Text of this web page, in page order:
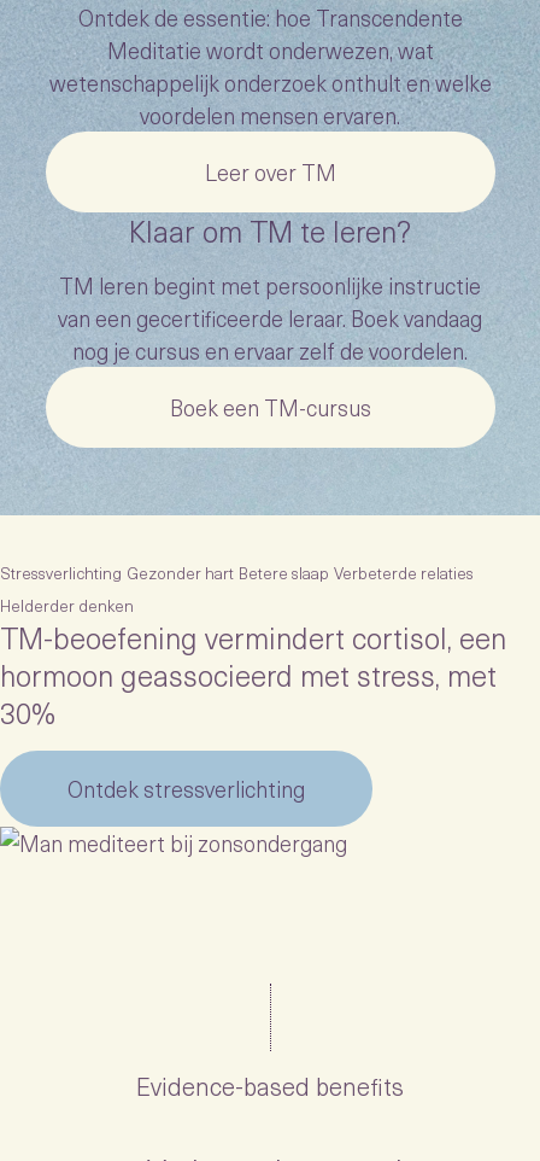
Klaar om TM te leren?
TM leren begint met persoonlijke instructie
van een gecertificeerde leraar. Boek vandaag
nog je cursus en ervaar zelf de voordelen.
Boek een TM-cursus
Ontdek de essentie: hoe Transcendente
Meditatie wordt onderwezen, wat
wetenschappelijk onderzoek onthult en welke
voordelen mensen ervaren.
Leer over TM
Stressverlichting Gezonder hart Betere slaap Verbeterde relaties
Helderder denken
TM-beoefening vermindert cortisol, een
hormoon geassocieerd met stress, met
30%
Ontdek stressverlichting
Evidence-based benefits